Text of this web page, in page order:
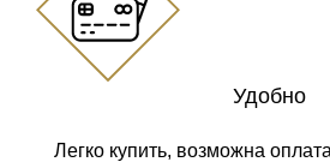
Удобно
Легко купить, возможна